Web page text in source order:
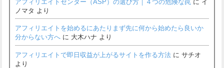
アフィリエイトセンター（ASP）の選び方｜４つの危険な罠に イ
ノマタ より
アフィリエイトを始めるにあたりまず先に何から始めたら良いか
分からない方へに 大木ハナ より
アフィリエイトで即日収益が上がるサイトを作る方法に サチオ
より